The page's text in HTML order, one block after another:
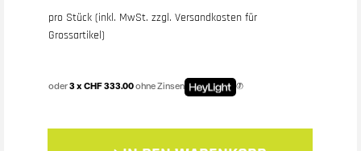
pro Stück (inkl. MwSt. zzgl. Versandkosten für
Grossartikel)
oder3 x CHF 333.00ohne Zinsen